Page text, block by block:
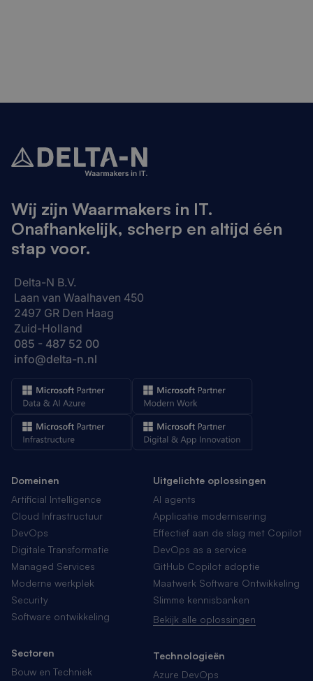
Wij zijn Waarmakers in IT.
Onafhankelijk, scherp en altijd één
stap voor.
Delta-N B.V.
Laan van Waalhaven 450
2497 GR Den Haag
Zuid-Holland
085 - 487 52 00
info@delta-n.nl
Domeinen
Artificial Intelligence
Cloud Infrastructuur
DevOps
Digitale Transformatie
Managed Services
Moderne werkplek
Security
Software ontwikkeling
Sectoren
Bouw en Techniek
Uitgelichte oplossingen
AI agents
Applicatie modernisering
Effectief aan de slag met Copilot
DevOps as a service
GitHub Copilot adoptie
Maatwerk Software Ontwikkeling
Slimme kennisbanken
Bekijk alle oplossingen
Technologieën
Azure DevOps